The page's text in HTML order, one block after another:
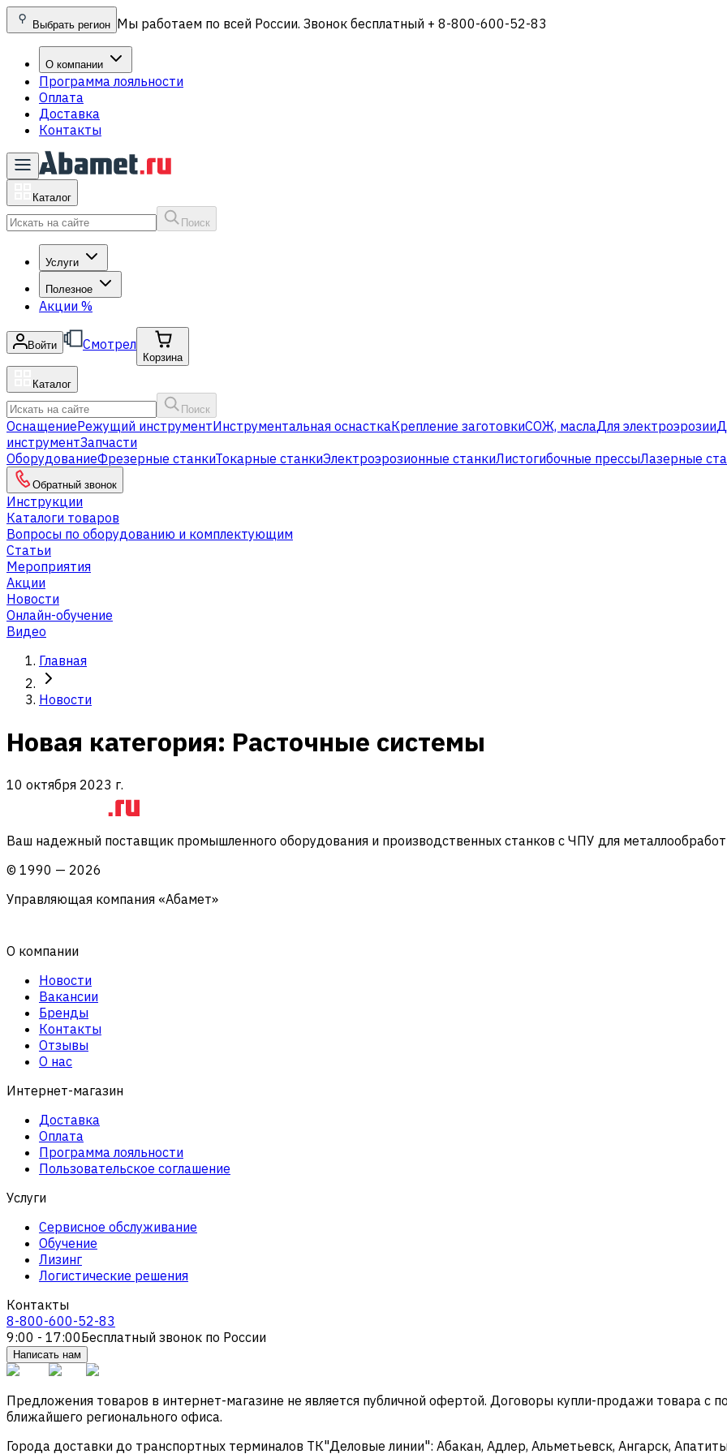
Выбрать регион Мы работаем по всей России. Звонок бесплатный + 8-800-600-52-83
О компании
Программа лояльности
Оплата
Доставка
Контакты
Каталог
Поиск
Услуги
Полезное
Акции %
Войти Смотрел
Корзина
Каталог
Поиск
ОснащениеРежущий инструментИнструментальная оснасткаКрепление заготовкиСОЖ, маслаДля электроэрозии
инструментЗапчасти
ОборудованиеФрезерные станкиТокарные станкиЭлектроэрозионные станкиЛистогибочные прессыЛазерные
Обратный звонок
Инструкции
Каталоги товаров
Вопросы по оборудованию и комплектующим
Статьи
Мероприятия
Акции
Новости
Онлайн-обучение
Видео
Главная
Новости
Новая категория: Расточные системы
10 октября 2023 г.
Ваш надежный поставщик промышленного оборудования и производственных станков с ЧПУ для
© 1990 — 2026
Управляющая компания «Абамет»
О компании
Новости
Вакансии
Бренды
Контакты
Отзывы
О нас
Интернет-магазин
Доставка
Оплата
Программа лояльности
Пользовательское соглашение
Услуги
Сервисное обслуживание
Обучение
Лизинг
Логистические решения
Контакты
8-800-600-52-83
9:00 - 17:00Бесплатный звонок по России
Написать нам
Предложения товаров в интернет-магазине не является публичной офертой. Договоры купли-продажи товара
ближайшего регионального офиса.
Города доставки до транспортных терминалов ТК"Деловые линии": Абакан, Адлер, Альметьевск, Ангарск,